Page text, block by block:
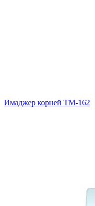
Имаджер корней ТМ-162